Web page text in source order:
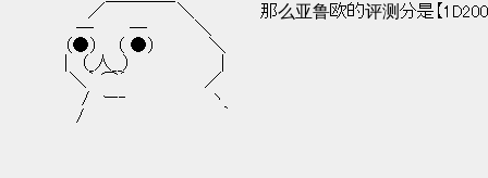
／　　　　　　＼            那么亚鲁欧的评测分是【1D200
─　　　─　　　　＼
（●）　 （ ●） 　 　　 ＼
|　（_人__）　　　　　　　 |
＼｀ ⌒´　　　　　　 ／
/　ー‐　　　　　　　ヽ
/　　　　　　　　　　　 ｀